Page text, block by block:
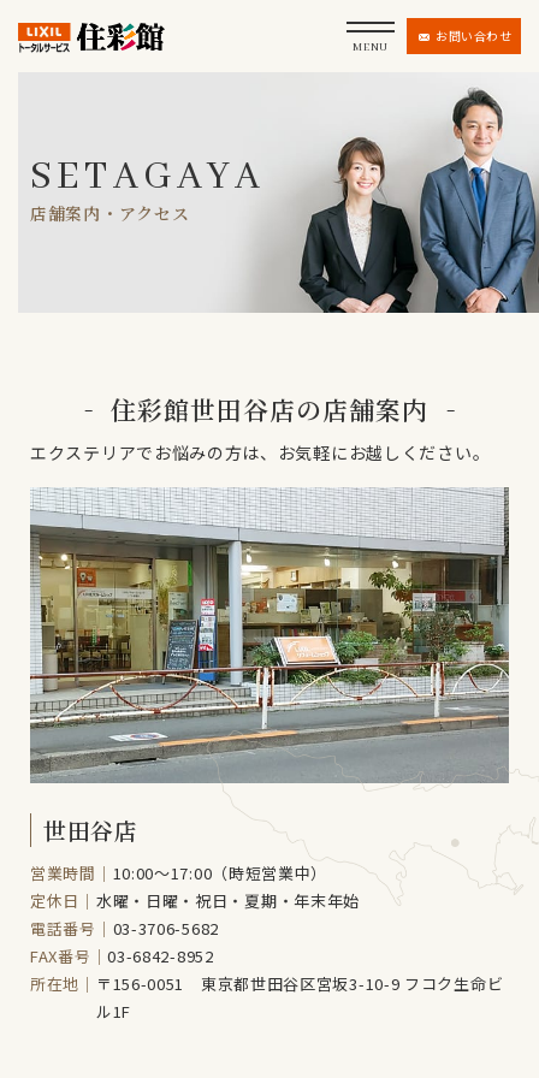
MENU
お問い合わせ
SETAGAYA
店舗案内・アクセス
住彩館世田谷店の店舗案内
エクステリアでお悩みの方は、お気軽にお越しください。
世田谷店
営業時間｜ 10:00～17:00（時短営業中）
定休日｜ 水曜・日曜・祝日・夏期・年末年始
電話番号｜ 03-3706-5682
FAX番号｜03-6842-8952
所在地｜ 〒156-0051 東京都世田谷区宮坂3-10-9 フコク生命ビ
ル1F